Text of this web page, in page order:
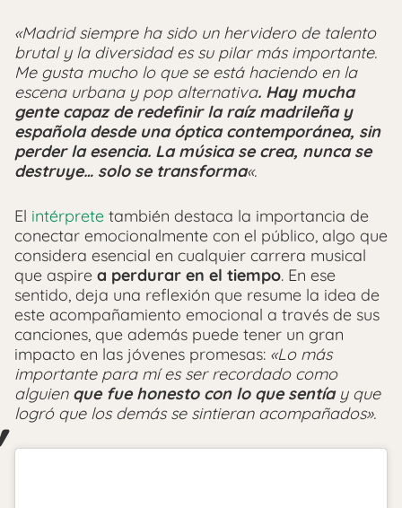
«Madrid siempre ha sido un hervidero de talento
brutal y la diversidad es su pilar más importante.
Me gusta mucho lo que se está haciendo en la
escena urbana y pop alternativa. Hay mucha
gente capaz de redefinir la raíz madrileña y
española desde una óptica contemporánea, sin
perder la esencia. La música se crea, nunca se
destruye… solo se transforma«.
El intérprete también destaca la importancia de
conectar emocionalmente con el público, algo que
considera esencial en cualquier carrera musical
que aspire a perdurar en el tiempo. En ese
sentido, deja una reflexión que resume la idea de
este acompañamiento emocional a través de sus
canciones, que además puede tener un gran
impacto en las jóvenes promesas: «Lo más
importante para mí es ser recordado como
alguien que fue honesto con lo que sentíay que
logró que los demás se sintieran acompañados».